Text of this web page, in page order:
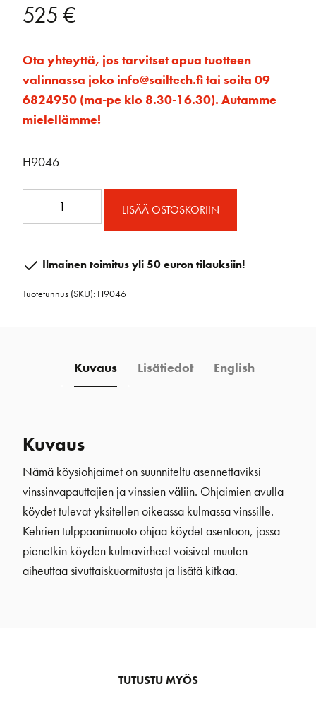
525 €
Ota yhteyttä, jos tarvitset apua tuotteen
valinnassa joko info@sailtech.fi tai soita 09
6824950 (ma-pe klo 8.30-16.30). Autamme
mielellämme!
H9046
tulppaanikehrällä
kehrää
LISÄÄ OSTOSKORIIN
Ilmainen toimitus yli 50 euron tilauksiin!
Tuotetunnus (SKU): H9046
Kuvaus Lisätiedot English
Kuvaus
Nämä köysiohjaimet on suunniteltu asennettaviksi
vinssinvapauttajien ja vinssien väliin. Ohjaimien avulla
köydet tulevat yksitellen oikeassa kulmassa vinssille.
Kehrien tulppaanimuoto ohjaa köydet asentoon, jossa
pienetkin köyden kulmavirheet voisivat muuten
aiheuttaa sivuttaiskuormitusta ja lisätä kitkaa.
TUTUSTU MYÖS